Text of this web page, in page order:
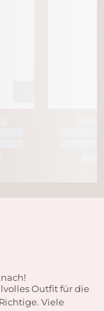
Outfit für die
Viele